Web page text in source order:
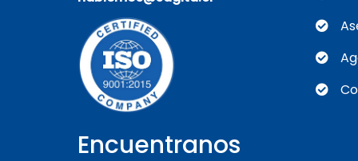
Encuentranos